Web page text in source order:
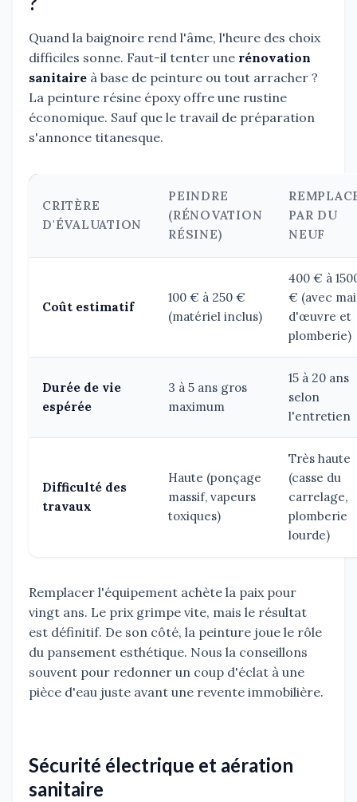
Quand la baignoire rend l'âme, l'heure des choix
difficiles sonne. Faut-il tenter une rénovation
sanitaire à base de peinture ou tout arracher ?
La peinture résine époxy offre une rustine
économique. Sauf que le travail de préparation
s'annonce titanesque.
CRITÈRE
D'ÉVALUATION
PEINDRE
(RÉNOVATION
RÉSINE)
PAR DU
NEUF
Coût estimatif
100 € à 250 €
(matériel inclus)
400 € à
€ (avec
d'œuvre et
plomberie)
Durée de vie
espérée
3 à 5 ans gros
maximum
15 à 20 ans
selon
l'entretien
Difficulté des
travaux
Haute (ponçage
massif, vapeurs
toxiques)
Très haute
(casse du
carrelage,
plomberie
lourde)
Remplacer l'équipement achète la paix pour
vingt ans. Le prix grimpe vite, mais le résultat
est définitif. De son côté, la peinture joue le rôle
du pansement esthétique. Nous la conseillons
souvent pour redonner un coup d'éclat à une
pièce d'eau juste avant une revente immobilière.
Sécurité électrique et aération
sanitaire